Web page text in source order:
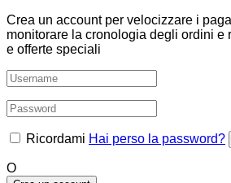
Crea un account per velocizzare i
monitorare la cronologia degli ordini e
e offerte speciali
Ricordami Hai perso la password?
O